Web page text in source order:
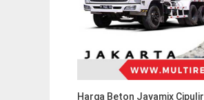
Harga Beton Jayamix Cipulir